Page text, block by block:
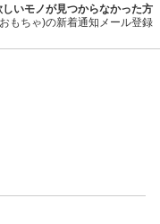
いモノが見つからなかった方
もちゃ)の新着通知メール登録